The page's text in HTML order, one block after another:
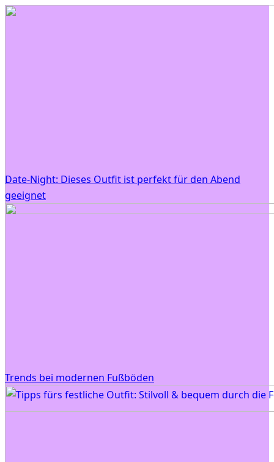
Date-Night: Dieses Outfit ist perfekt für den Abend
geeignet
Trends bei modernen Fußböden